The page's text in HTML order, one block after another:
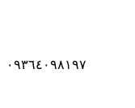
٠٩٣٦٤٠٩٨١٩٧